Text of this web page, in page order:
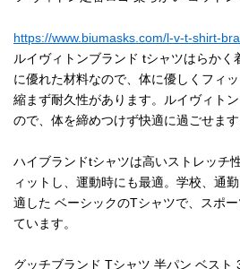
https://www.biumasks.com/l-v-t-shirt-
ルイヴィトンブランド tシャツはらかく
に優れた材料なので、体に優しくフィ
縮まず耐久性があります。ルイヴィト
ので、体を締めつけず快適に過ごせます
ハイブランドtシャツは高いストレッチ
ィットし、運動時にも最適。学校、通
適した ベーシックのTシャツで、スポ
ています。
グッチブランド Tシャツ 半パン ベスト